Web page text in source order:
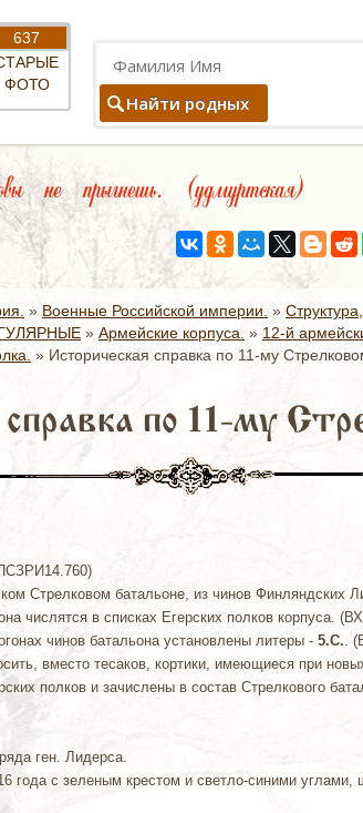
637
ФОТО
Найти родных
не прыгнешь. (удмуртская)
» Военные Российской империи. »
» Армейские корпуса. » 12-й
» Историческая справка по 11-му
по 11-му
Стрелковом батальоне, из чинов Финляндских
числятся в списках Егерских полков корпуса.
чинов батальона установлены литеры - 5.С..
вместо тесаков, кортики, имеющиеся при
полков и зачислены в состав Стрелкового
ген. Лидерса.
года с зеленым крестом и светло-синими